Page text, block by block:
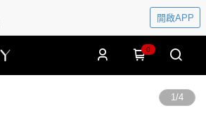
開啟APP
0
1/4